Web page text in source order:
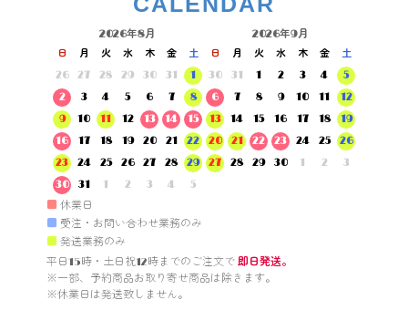
2026年8月
日 月 火 水 木 金
土
26
27 28 29 30 31
1
2
3 4 5 6 7
8
9
10 11 12 13 14
15
16
17 18 19 20 21
22
23
24 25 26 27 28
29
30
31 1 2 3 4 5
2026年9月
日 月 火 水 木 金
土
30
31 1 2 3 4
5
6
7 8 9 10 11
12
13
14 15 16 17 18
19
20
21 22 23 24 25
26
27
28 29 30 1 2 3
■ 休業日
■ 受注・お問い合わせ業務のみ
■ 発送業務のみ
平日15時・土日祝12時までのご注文で 即日発送。
※一部、予約商品お取り寄せ商品は除きます。
※休業日は発送致しません。